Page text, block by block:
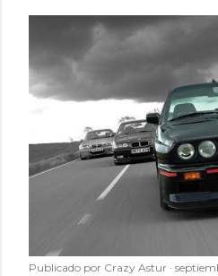
Publicado por Crazy Astur